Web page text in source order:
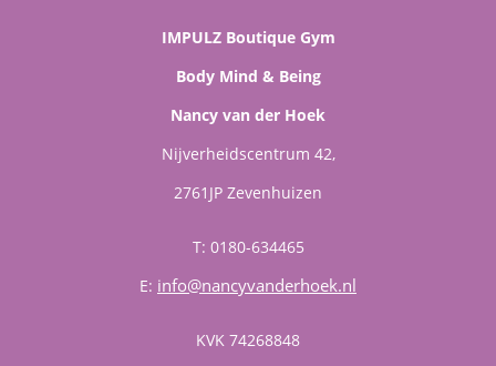
IMPULZ Boutique Gym
Body Mind & Being
Nancy van der Hoek
Nijverheidscentrum 42,
2761JP Zevenhuizen
T: 0180-634465
E: info@nancyvanderhoek.nl
KVK 74268848